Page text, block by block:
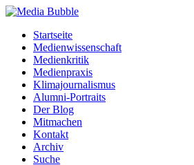
Startseite
Medienwissenschaft
Medienkritik
Medienpraxis
Klimajournalismus
Alumni-Portraits
Der Blog
Mitmachen
Kontakt
Archiv
Suche